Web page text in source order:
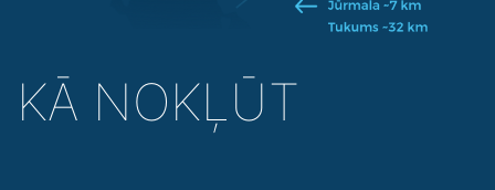
KĀ NOKĻŪT